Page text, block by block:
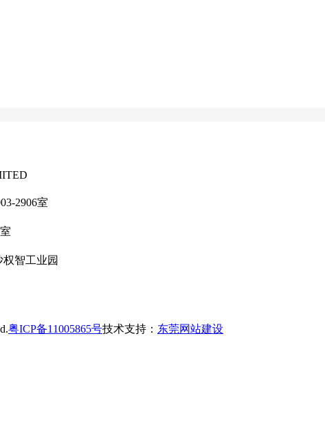
2906室
智工业园
粤ICP备11005865号技术支持： 东莞网站建设